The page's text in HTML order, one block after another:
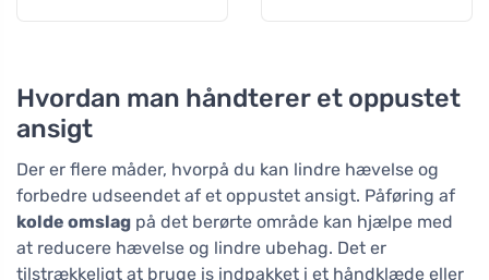
Hvordan man håndterer et oppustet
ansigt
Der er flere måder, hvorpå du kan lindre hævelse og
forbedre udseendet af et oppustet ansigt. Påføring af
kolde omslag på det berørte område kan hjælpe med
at reducere hævelse og lindre ubehag. Det er
tilstrækkeligt at bruge is indpakket i et håndklæde eller